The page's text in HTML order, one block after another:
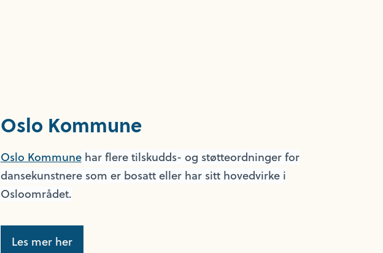
Oslo Kommune
Oslo Kommunehar flere tilskudds- og støtteordninger for
dansekunstnere som er bosatt eller har sitt hovedvirke i
Osloområdet.
Les mer her